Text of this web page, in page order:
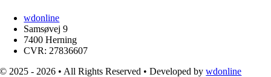
wdonline
Samsøvej 9
7400 Herning
CVR: 27836607
© 2025 - 2026 • All Rights Reserved • Developed bywdonline